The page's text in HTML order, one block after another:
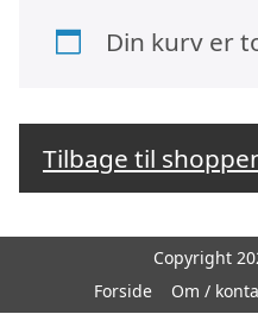
Din kurv er
Tilbage til
Copyright
Forside
Om /